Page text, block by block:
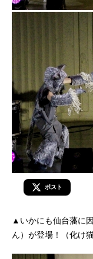
ポスト
▲いかにも仙台藩に
ん）が登場！（化け